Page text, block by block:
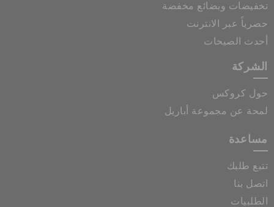
تخفيضات وبضائع مخفضة
حصرياً عبر الانترنت
أحدث الصيحات
الشركة
حول كروكس
لمحة عن مجموعة أباريل
مساعدة
تتبع طلبك
اتصل بنا
الطلبيات